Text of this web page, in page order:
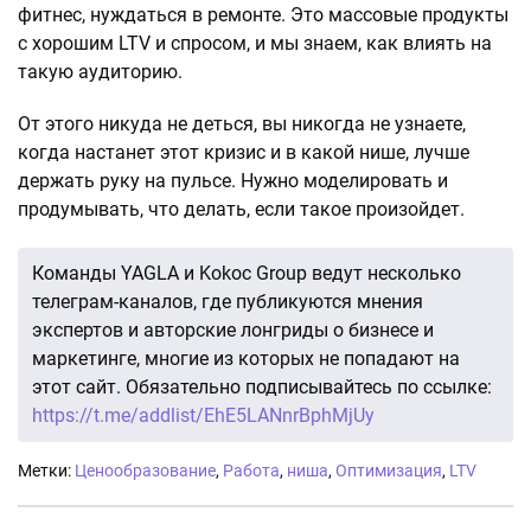
фитнес, нуждаться в ремонте. Это массовые продукты
с хорошим LTV и спросом, и мы знаем, как влиять на
такую аудиторию.
От этого никуда не деться, вы никогда не узнаете,
когда настанет этот кризис и в какой нише, лучше
держать руку на пульсе. Нужно моделировать и
продумывать, что делать, если такое произойдет.
Команды YAGLA и Kokoc Group ведут несколько
телеграм-каналов, где публикуются мнения
экспертов и авторские лонгриды о бизнесе и
маркетинге, многие из которых не попадают на
этот сайт. Обязательно подписывайтесь по ссылке:
https://t.me/addlist/EhE5LANnrBphMjUy
Метки: Ценообразование, Работа, ниша, Оптимизация, LTV